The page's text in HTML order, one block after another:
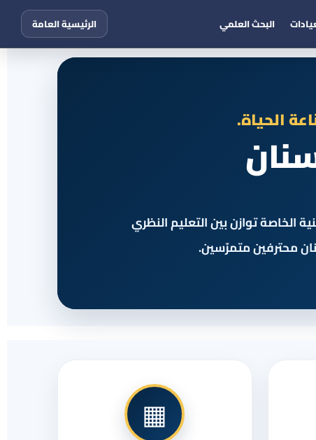
البحث العلمي الرئيسية العامة
الحياة.
الخاصة توازن بين التعليم النظري
محترفين متمرّسين.
▦